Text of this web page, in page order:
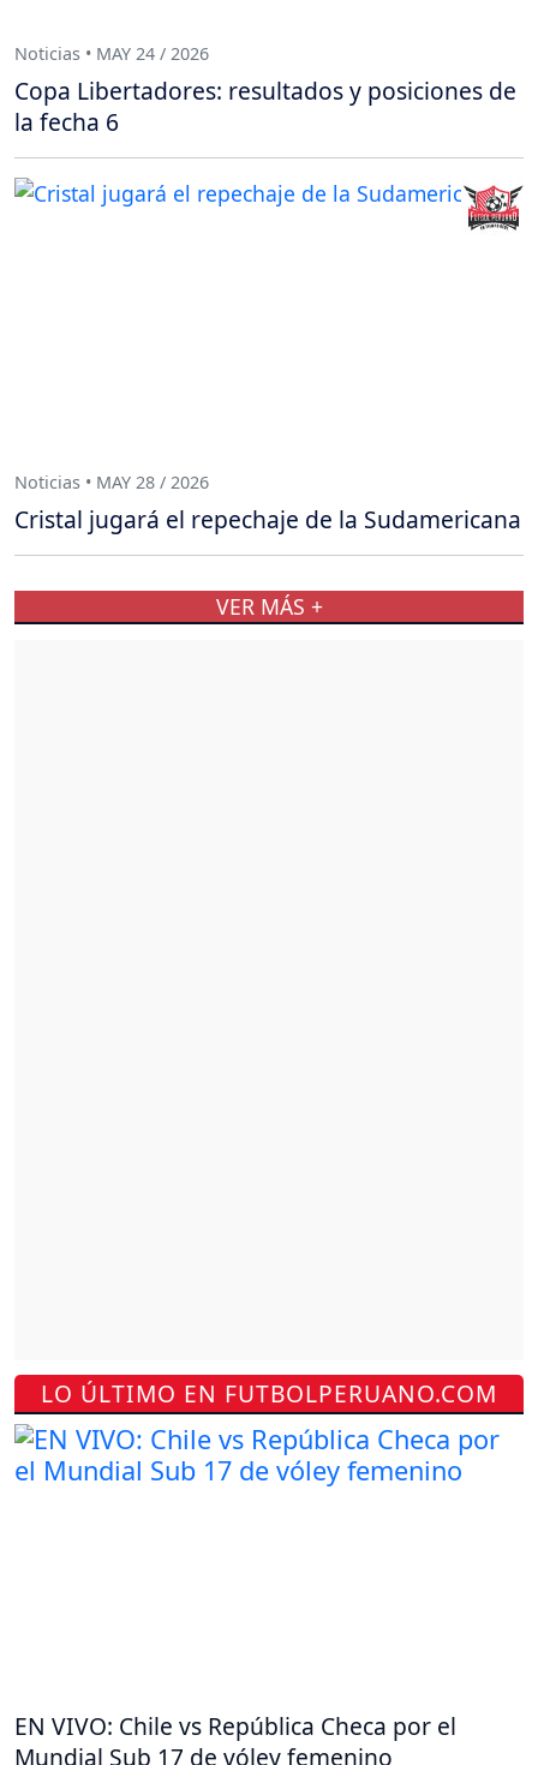
LO ÚLTIMO EN FUTBOLPERUANO.COM
EN VIVO: Chile vs República Checa por el
Mundial Sub 17 de vóley femenino
Noticias • MAY 24 / 2026
Copa Libertadores: resultados y posiciones de
la fecha 6
Noticias • MAY 28 / 2026
Cristal jugará el repechaje de la Sudamericana
VER MÁS +